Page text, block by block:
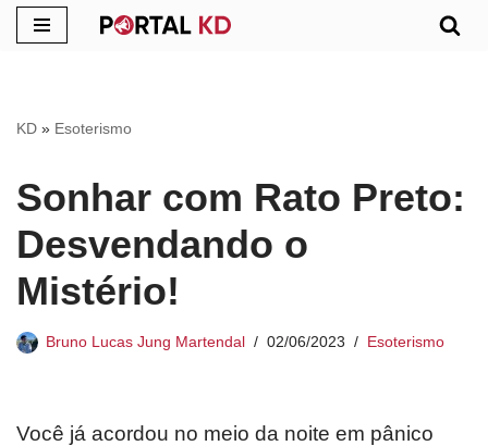
conteúdo
KD » Esoterismo
Sonhar com Rato Preto:
Desvendando o
Mistério!
Bruno Lucas Jung Martendal 02/06/2023 Esoterismo
Você já acordou no meio da noite em pânico